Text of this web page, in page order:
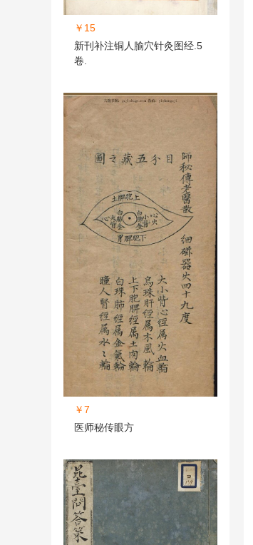
￥15
新刊补注铜人腧穴针灸图经.5
卷.
￥7
医师秘传眼方